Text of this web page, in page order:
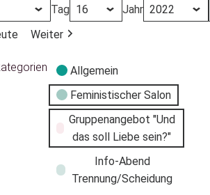
Tag
Jahr
Weiter
Allgemein
Feministischer Salon
Gruppenangebot "Und
das soll Liebe sein?"
Info-Abend
Trennung/Scheidung